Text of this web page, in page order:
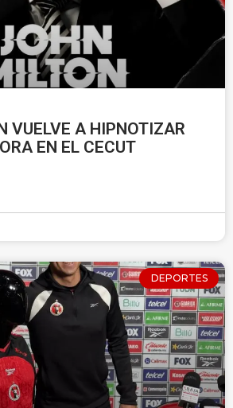
VUELVE A HIPNOTIZAR
EN EL CECUT
DEPORTES